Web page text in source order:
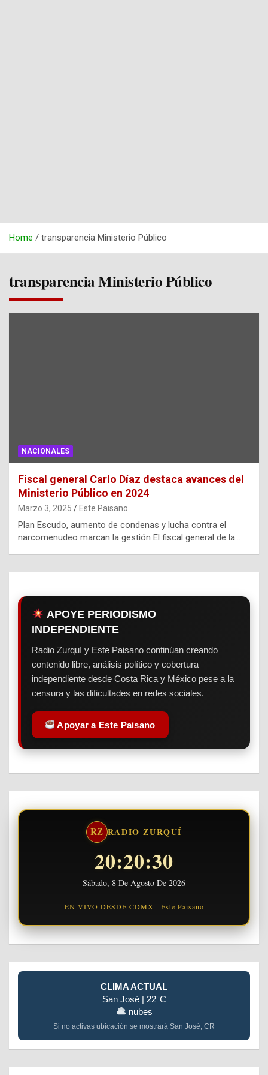
Home transparencia Ministerio Público
transparencia Ministerio Público
NACIONALES
Fiscal general Carlo Díaz destaca avances del
Ministerio Público en 2024
Marzo 3, 2025 Este Paisano
Plan Escudo, aumento de condenas y lucha contra el
narcomenudeo marcan la gestión El fiscal general de la…
APOYE PERIODISMO
INDEPENDIENTE
Radio Zurquí y Este Paisano continúan creando
contenido libre, análisis político y cobertura
independiente desde Costa Rica y México pese a la
censura y las dificultades en redes sociales.
Apoyar a Este Paisano
RZ RADIO ZURQUÍ
20:20:30
Sábado, 8 De Agosto De 2026
EN VIVO DESDE CDMX · Este Paisano
CLIMA ACTUAL
San José | 22°C
nubes
Si no activas ubicación se mostrará San José, CR